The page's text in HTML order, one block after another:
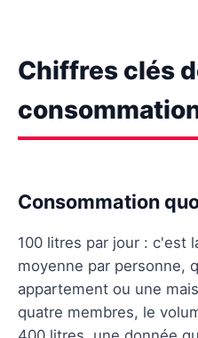
Chiffres clés
Consommation
100 litres par jour : c'est
moyenne par personne,
appartement ou une
quatre membres, le